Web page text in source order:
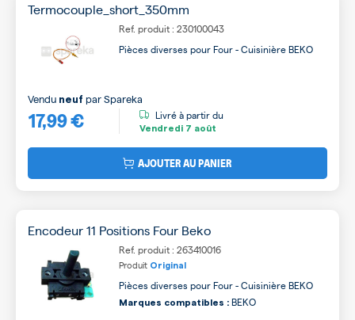
Termocouple_short_350mm
Ref. produit : 230100043
Pièces diverses pour Four - Cuisinière BEKO
17,99 €
Vendu neuf parSpareka
Livré à partir du
Vendredi 7 août
AJOUTER AU PANIER
Encodeur 11 Positions Four Beko
Ref. produit : 263410016
Produit Original
Pièces diverses pour Four - Cuisinière BEKO
Marques compatibles : BEKO